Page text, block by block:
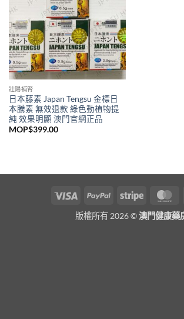
壯陽補腎
日本藤素 Japan Tengsu 金標日
本騰素 無效退款 綠色動植物提
純 效果明顯 澳門官網正品
MOP$399.00
Visa PayPal Stripe
版權所有 2026 ©澳門健康藥